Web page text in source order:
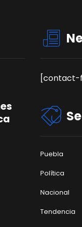
[contact-
Puebla
Política
Nacional
Tendencia